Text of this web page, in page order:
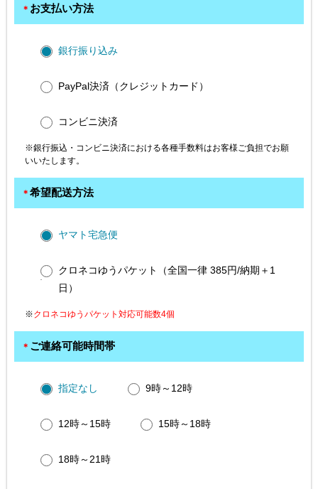
＊ お支払い方法
銀行振り込み
PayPal決済（クレジットカード）
コンビニ決済
※銀行振込・コンビニ決済における各種手数料はお客様ご負担でお願
いいたします。
＊ 希望配送方法
ヤマト宅急便
クロネコゆうパケット（全国一律 385円/納期＋1
日）
※クロネコゆうパケット対応可能数4個
＊ ご連絡可能時間帯
指定なし 9時～12時
12時～15時 15時～18時
18時～21時